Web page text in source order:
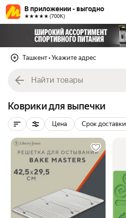
В приложении - выгодно
★★★★★ (700К)
Ташкент • Укажите адрес
Коврики для выпечки
Цена Срок доставки